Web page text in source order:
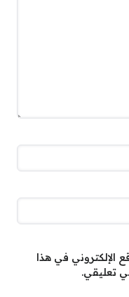
الإلكتروني في هذا
تعليقي.